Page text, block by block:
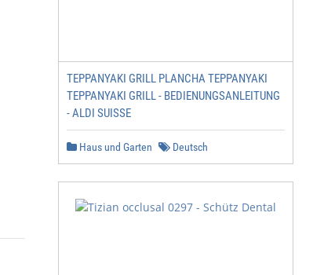
TEPPANYAKI GRILL PLANCHA TEPPANYAKI
TEPPANYAKI GRILL - BEDIENUNGSANLEITUNG
- ALDI SUISSE
Haus und Garten Deutsch